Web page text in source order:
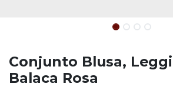
Conjunto Blusa,
Balaca Rosa